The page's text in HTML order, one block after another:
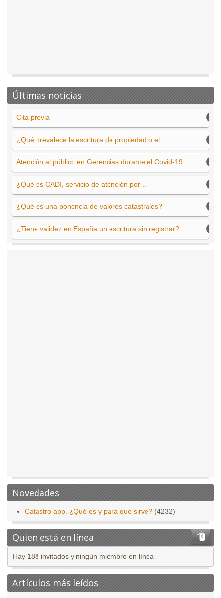
Últimas noticias
Cita previa
¿Qué prevalece la escritura de propiedad o el ...
Atención al público en Gerencias durante el Covid-19
¿Qué es CADI, servicio de atención por ...
¿Qué es una ponencia de valores catastrales?
¿Tiene validez en España un escritura sin registrar?
Novedades
Catastro app. ¿Qué es y para que sirve? (4232)
Quien está en línea
Hay 188 invitados y ningún miembro en línea
Artículos más leídos